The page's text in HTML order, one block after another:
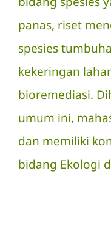
panas, riset
spesies
kekeringan
bioremediasi.
umum ini,
dan memiliki
bidang Ekologi